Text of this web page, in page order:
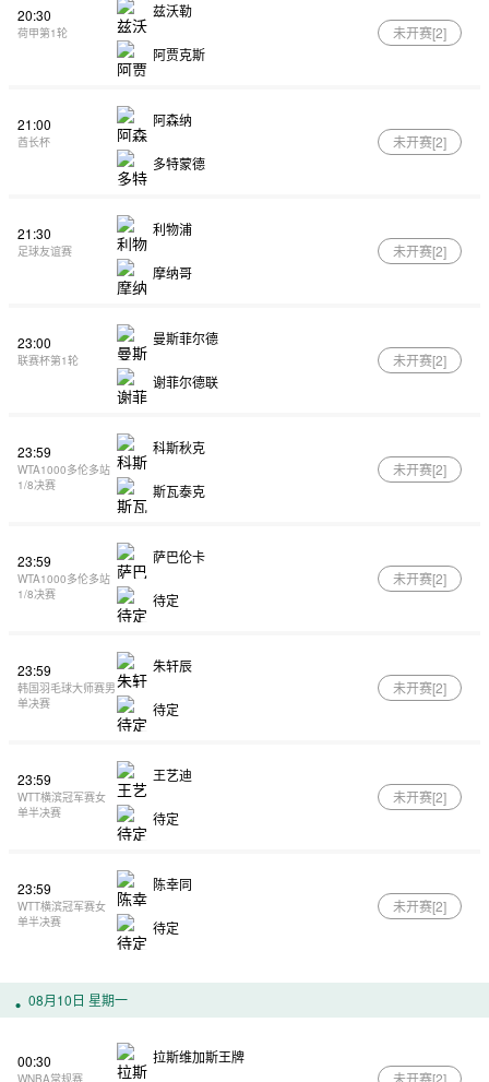
20:30
荷甲第1轮
兹沃勒
阿贾克斯
未开赛[2]
21:00
酋长杯
阿森纳
多特蒙德
未开赛[2]
21:30
足球友谊赛
利物浦
摩纳哥
未开赛[2]
23:00
联赛杯第1轮
曼斯菲尔德
谢菲尔德联
未开赛[2]
23:59
WTA1000多伦多站
1/8决赛
科斯秋克
斯瓦泰克
未开赛[2]
23:59
WTA1000多伦多站
1/8决赛
萨巴伦卡
待定
未开赛[2]
23:59
韩国羽毛球大师赛男
单决赛
朱轩辰
待定
未开赛[2]
23:59
WTT横滨冠军赛女
单半决赛
王艺迪
待定
未开赛[2]
23:59
WTT横滨冠军赛女
单半决赛
陈幸同
待定
未开赛[2]
08月10日 星期一
00:30
WNBA常规赛
拉斯维加斯王牌
未开赛[2]